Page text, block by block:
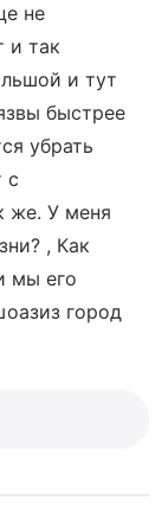
не
и так
и тут
быстрее
убрать
с
же. У меня
, Как
мы его
город